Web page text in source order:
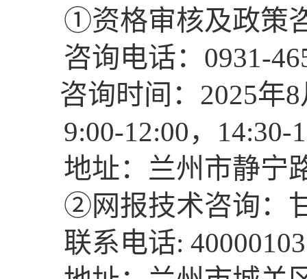
①资格审核及政策
咨询电话：0931-
咨询时间：2025年
9:00-12:00，14:30-
地址：兰州市静宁
②网报技术咨询：
联系电话: